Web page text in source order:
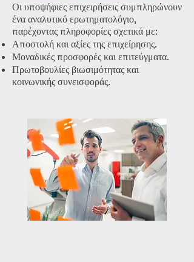
Οι υποψήφιες επιχειρήσεις συμπληρώνουν
ένα αναλυτικό ερωτηματολόγιο,
παρέχοντας πληροφορίες σχετικά με:
Αποστολή και αξίες της επιχείρησης.
Μοναδικές προσφορές και επιτεύγματα.
Πρωτοβουλίες βιωσιμότητας και
κοινωνικής συνεισφοράς.